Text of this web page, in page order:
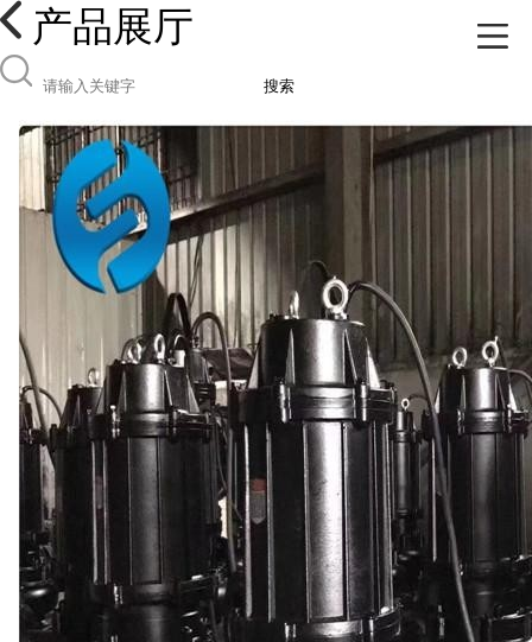
产品展厅
搜索